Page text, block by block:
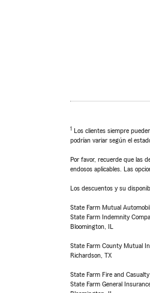
1 Los clientes siempre
podrían variar según el
Por favor, recuerde que las
endosos aplicables. Las
Los descuentos y su
State Farm Mutual
State Farm Indemnity
Bloomington, IL
State Farm County Mutual
Richardson, TX
State Farm Fire and
State Farm General